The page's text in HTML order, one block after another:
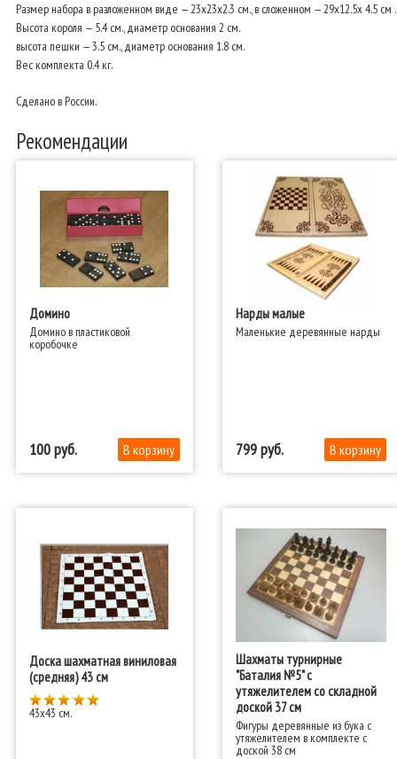
Размер набора в разложенном виде — 23x23х2.3 см., в сложенном — 29x12.5х 4.5 см .
Высота короля — 5.4 см., диаметр основания 2 см.
высота пешки — 3.5 см., диаметр основания 1.8 см.
Вес комплекта 0.4 кг.
Сделано в России.
Рекомендации
Домино
Домино в пластиковой
коробочке
100
Нарды малые
Маленькие деревянные нарды
799
Доска шахматная виниловая
(средняя) 43 см
43x43 см.
Шахматы турнирные
"Баталия №5" с
утяжелителем со складной
доской 37 см
Фигуры деревянные из бука с
утяжелителем в комплекте с
доской 38 см